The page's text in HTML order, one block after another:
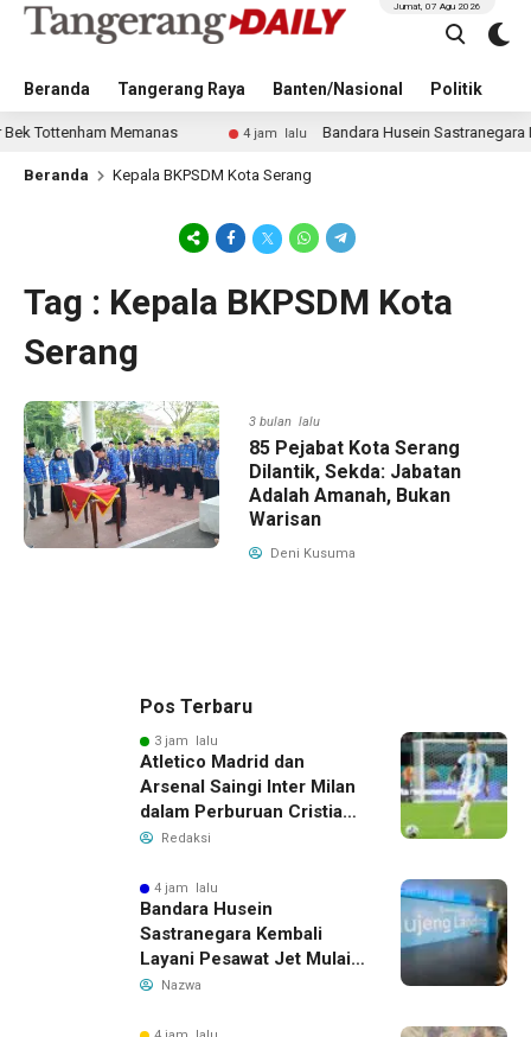
Beranda Tangerang Raya Banten/Nasional Politik
Jumat, 07 Agu 2026
Memanas 4 jam lalu Bandara Husein Sastranegara
Beranda Kepala BKPSDM Kota Serang
Tag : Kepala BKPSDM Kota
Serang
3 bulan lalu
85 Pejabat Kota Serang
Dilantik, Sekda: Jabatan
Adalah Amanah, Bukan
Warisan
Deni Kusuma
Pos Terbaru
3 jam lalu
Atletico Madrid dan
Arsenal Saingi Inter Milan
dalam Perburuan Cristian
Romero, Transfer Bek
Redaksi
4 jam lalu
Bandara Husein
Sastranegara Kembali
Layani Pesawat Jet Mulai
14 Agustus 2026, Garuda
Nazwa